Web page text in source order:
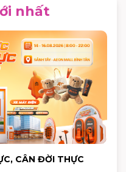
nhất
CÂN ĐỜI THỰC